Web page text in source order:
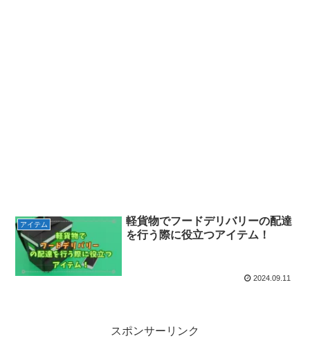
アイテム
軽貨物でフードデリバリーの配達
を行う際に役立つアイテム！
2024.09.11
スポンサーリンク